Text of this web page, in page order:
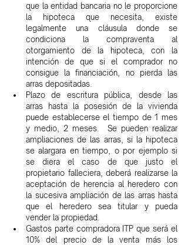
que la entidad bancaria no le proporcione
la hipoteca que necesita, existe
legalmente una cláusula donde se
condiciona la compraventa al
otorgamiento de la hipoteca, con la
intención de que si el comprador no
consigue la financiación, no pierda las
arras depositadas.
Plazo de escritura pública, desde las
arras hasta la posesión de la vivienda
puede establecerse el tiempo de 1 mes
y medio, 2 meses.  Se pueden realizar
ampliaciones de las arras, si la hipoteca
se alargara en tiempo, o por ejemplo si
se diera el caso de que justo el
propietario falleciera, deberá realizarse la
aceptación de herencia al heredero con
la sucesiva ampliación de las arras hasta
que el heredero sea titular y pueda
vender la propiedad.
Gastos parte compradora ITP que será el
10% del precio de la venta más los